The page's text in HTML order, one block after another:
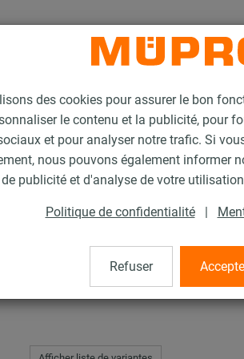
des cookies pour assurer le bon
le contenu et la publicité, pour
et pour analyser notre trafic. Si
nous pouvons également informer
publicité et d'analyse de votre
Politique de confidentialité |
Refuser
MPC